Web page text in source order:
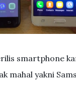
smartphone
yakni